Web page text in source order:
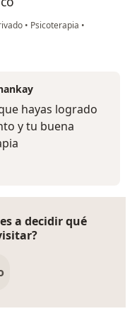
• Psicoterapia •
hayas logrado
y tu buena
a decidir qué